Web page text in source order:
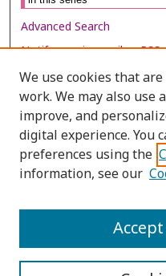
Advanced Search
Notify me via email orRSS
Browse
Collections
Disciplines
Authors
We use cookies that
work. We may also use
improve, and
digital experience. You
preferences using the
information, see our